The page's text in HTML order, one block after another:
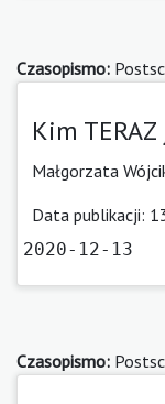
Czasopismo:
Kim
Małgorzata
Data publikacji:
2020-12-13
Czasopismo: